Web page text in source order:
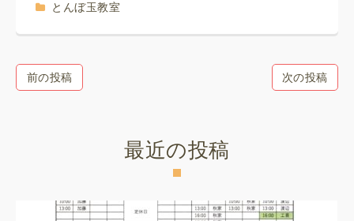
とんぼ玉教室
前の投稿 次の投稿
最近の投稿